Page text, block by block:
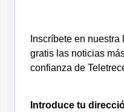
Inscríbete en
gratis las noticias
confianza de
Introduce tu